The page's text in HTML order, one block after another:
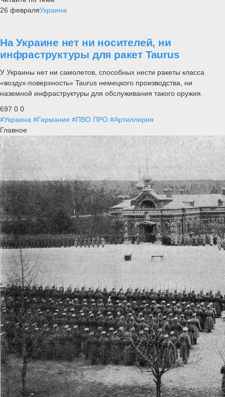
26 февраляУкраина
На Украине нет ни носителей, ни
инфраструктуры для ракет Taurus
У Украины нет ни самолетов, способных нести ракеты класса
«воздух-поверхность» Taurus немецкого производства, ни
наземной инфраструктуры для обслуживания такого оружия.
697 0 0
#Украина #Германия #ПВО ПРО #Артиллерия
Главное